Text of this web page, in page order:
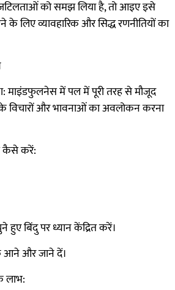
को समझ लिया है, तो आइए इसे
के लिए व्यावहारिक और सिद्ध रणनीतियों का
में पल में पूरी तरह से मौजूद
के विचारों और भावनाओं का अवलोकन करना
कैसे करें:
बिंदु पर ध्यान केंद्रित करें।
आने और जाने दें।
लाभ: